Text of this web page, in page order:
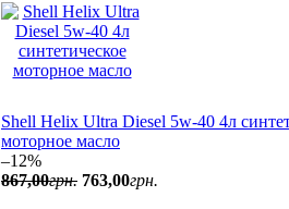
Shell Helix Ultra Diesel 5w-40 4л
моторное масло
–12%
867,00грн. 763,00грн.